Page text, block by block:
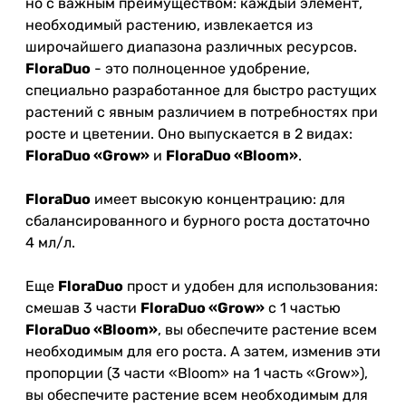
необходимый растению, извлекается из
широчайшего диапазона различных ресурсов.
FloraDuo - это полноценное удобрение,
специально разработанное для быстро растущих
растений с явным различием в потребностях при
росте и цветении. Оно выпускается в 2 видах:
FloraDuo «Grow» и FloraDuo «Bloom».
FloraDuo имеет высокую концентрацию: для
сбалансированного и бурного роста достаточно
4 мл/л.
Еще FloraDuo прост и удобен для использования:
смешав 3 части FloraDuo «Grow» с 1 частью
FloraDuo «Bloom», вы обеспечите растение всем
необходимым для его роста. А затем, изменив эти
пропорции (3 части «Bloom» на 1 часть «Grow»),
вы обеспечите растение всем необходимым для